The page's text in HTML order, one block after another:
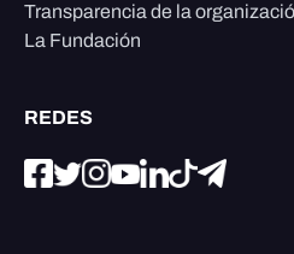
Transparencia de la
La Fundación
REDES